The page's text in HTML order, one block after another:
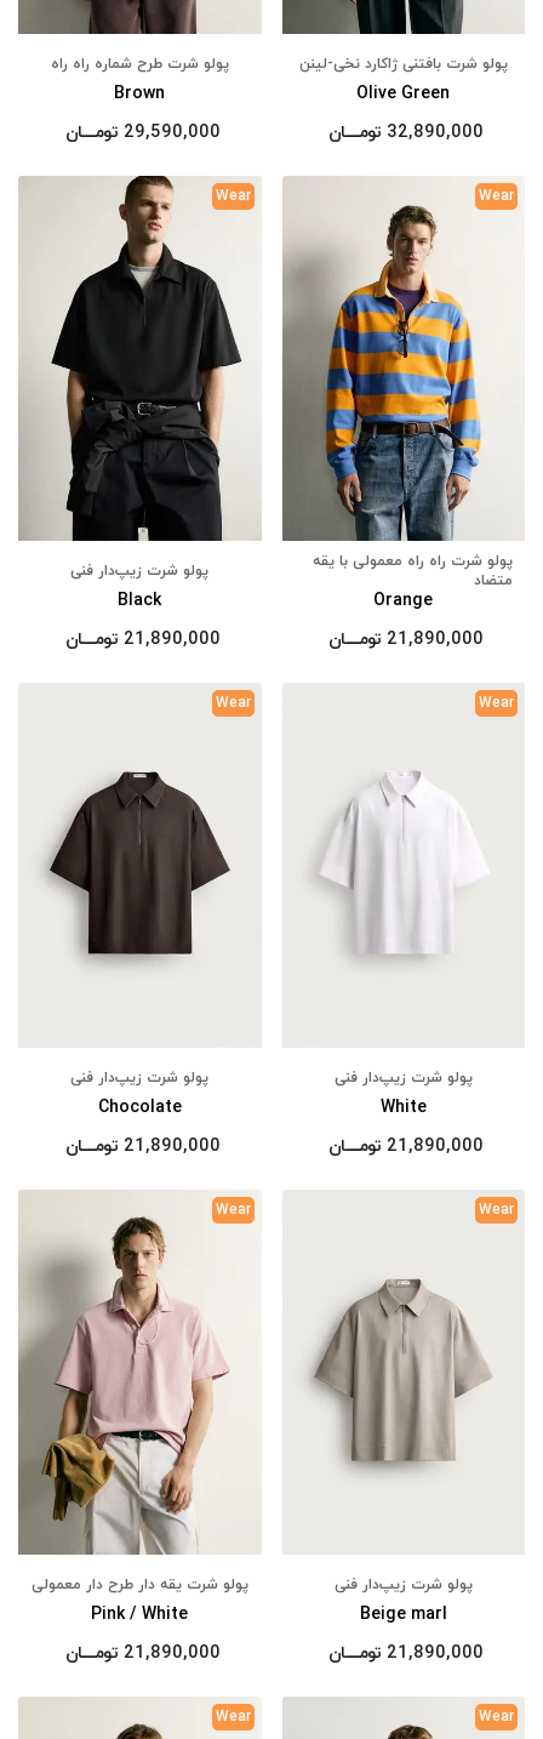
پولو شرت بافتنی ژاکارد نخی-لینن
Olive Green
32,890,000 تومــــــان
پولو شرت طرح شماره راه راه
Brown
29,590,000 تومــــــان
Wear
پولو شرت راه راه معمولی با یقه
متضاد
Orange
21,890,000 تومــــــان
Wear
پولو شرت زیپ‌دار فنی
Black
21,890,000 تومــــــان
Wear
پولو شرت زیپ‌دار فنی
White
21,890,000 تومــــــان
Wear
پولو شرت زیپ‌دار فنی
Chocolate
21,890,000 تومــــــان
Wear
پولو شرت زیپ‌دار فنی
Beige marl
21,890,000 تومــــــان
Wear
پولو شرت یقه دار طرح دار معمولی
Pink / White
21,890,000 تومــــــان
Wear
Wear